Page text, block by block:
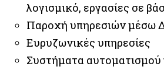
λογισμικό, εργασίες σε
Παροχή υπηρεσιών μέσω
Ευρυζωνικές υπηρεσίες
Συστήματα αυτοματισμού